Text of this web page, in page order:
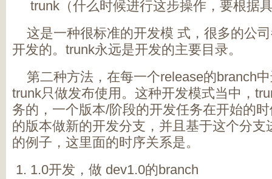
trunk（什么时候进行这步操作，要根据
这是一种很标准的开发模 式，很多的公
开发的。trunk永远是开发的主要目录。
第二种方法，在每一个release的branch
trunk只做发布使用。这种开发模式当中，
务的，一个版本/阶段的开发任务在开始的
的版本做新的开发分支，并且基于这个分支
的例子，这里面的时序关系是。
1.0开发，做 dev1.0的branch